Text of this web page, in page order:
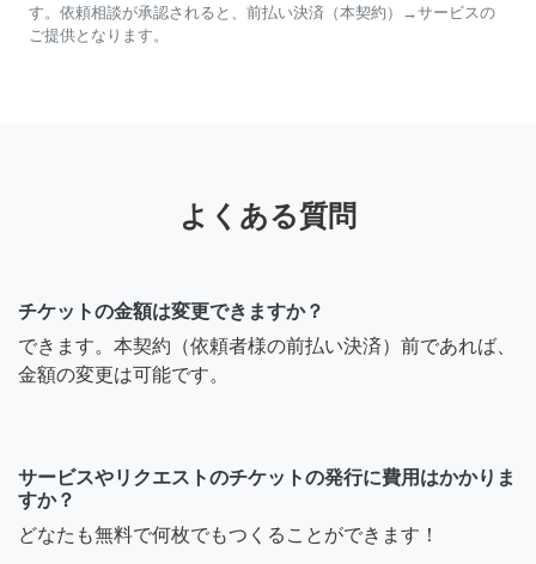
す。依頼相談が承認されると、前払い決済（本契約）→サービスの
ご提供となります。
よくある質問
チケットの金額は変更できますか？
できます。本契約（依頼者様の前払い決済）前であれば、
金額の変更は可能です。
サービスやリクエストのチケットの発行に費用はかかりま
すか？
どなたも無料で何枚でもつくることができます！